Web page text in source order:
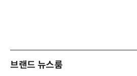
브랜드 뉴스룸